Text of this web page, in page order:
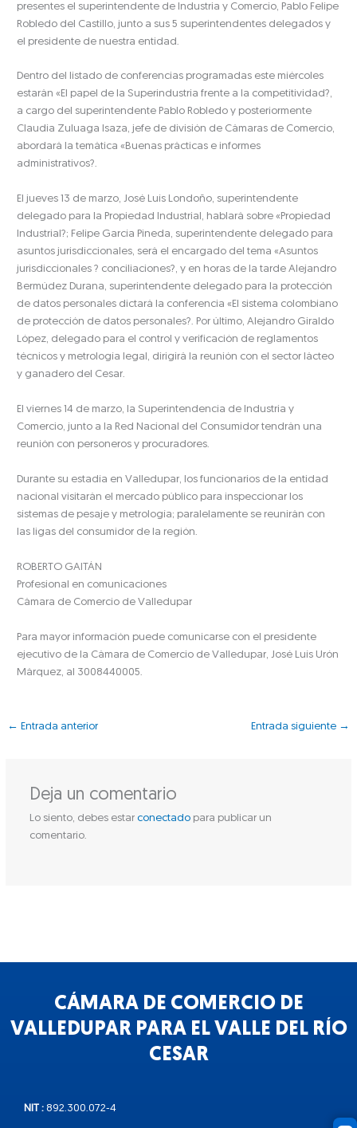
presentes el superintendente de Industria y Comercio, Pablo Felipe
Robledo del Castillo, junto a sus 5 superintendentes delegados y
el presidente de nuestra entidad.
Dentro del listado de conferencias programadas este miércoles
estarán «El papel de la Superindustria frente a la competitividad?,
a cargo del superintendente Pablo Robledo y posteriormente
Claudia Zuluaga Isaza, jefe de división de Cámaras de Comercio,
abordará la temática «Buenas prácticas e informes
administrativos?.
El jueves 13 de marzo, José Luís Londoño, superintendente
delegado para la Propiedad Industrial, hablará sobre «Propiedad
Industrial?; Felipe García Pineda, superintendente delegado para
asuntos jurisdiccionales, será el encargado del tema «Asuntos
jurisdiccionales ? conciliaciones?, y en horas de la tarde Alejandro
Bermúdez Durana, superintendente delegado para la protección
de datos personales dictará la conferencia «El sistema colombiano
de protección de datos personales?. Por último, Alejandro Giraldo
López, delegado para el control y verificación de reglamentos
técnicos y metrología legal, dirigirá la reunión con el sector lácteo
y ganadero del Cesar.
El viernes 14 de marzo, la Superintendencia de Industria y
Comercio, junto a la Red Nacional del Consumidor tendrán una
reunión con personeros y procuradores.
Durante su estadía en Valledupar, los funcionarios de la entidad
nacional visitarán el mercado público para inspeccionar los
sistemas de pesaje y metrología; paralelamente se reunirán con
las ligas del consumidor de la región.
ROBERTO GAITÁN
Profesional en comunicaciones
Cámara de Comercio de Valledupar
Para mayor información puede comunicarse con el presidente
ejecutivo de la Cámara de Comercio de Valledupar, José Luís Urón
Márquez, al 3008440005.
← Entrada anterior Entrada siguiente →
Deja un comentario
Lo siento, debes estar conectadopara publicar un
comentario.
CÁMARA DE COMERCIO DE
VALLEDUPAR PARA EL VALLE DEL RÍO
CESAR
NIT : 892.300.072-4